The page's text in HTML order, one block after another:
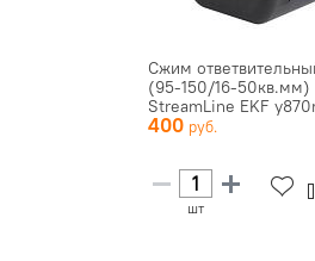
Сжим
(95-150/16-50кв.мм)
StreamLine EKF
400
шт